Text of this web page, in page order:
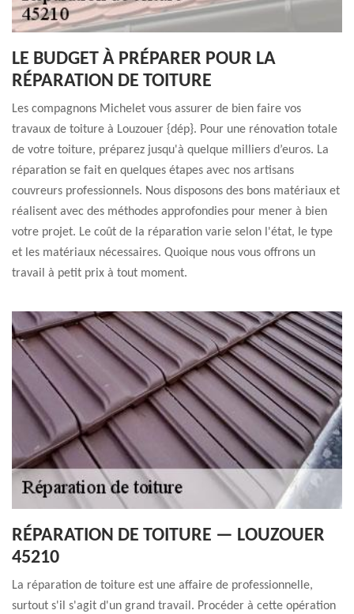
LE BUDGET À PRÉPARER POUR LA
RÉPARATION DE TOITURE
Les compagnons Michelet vous assurer de bien faire vos
travaux de toiture à Louzouer {dép}. Pour une rénovation totale
de votre toiture, préparez jusqu'à quelque milliers d’euros. La
réparation se fait en quelques étapes avec nos artisans
couvreurs professionnels. Nous disposons des bons matériaux et
réalisent avec des méthodes approfondies pour mener à bien
votre projet. Le coût de la réparation varie selon l'état, le type
et les matériaux nécessaires. Quoique nous vous offrons un
travail à petit prix à tout moment.
RÉPARATION DE TOITURE — LOUZOUER
45210
La réparation de toiture est une affaire de professionnelle,
surtout s'il s'agit d'un grand travail. Procéder à cette opération